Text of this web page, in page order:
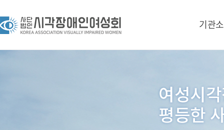
기관